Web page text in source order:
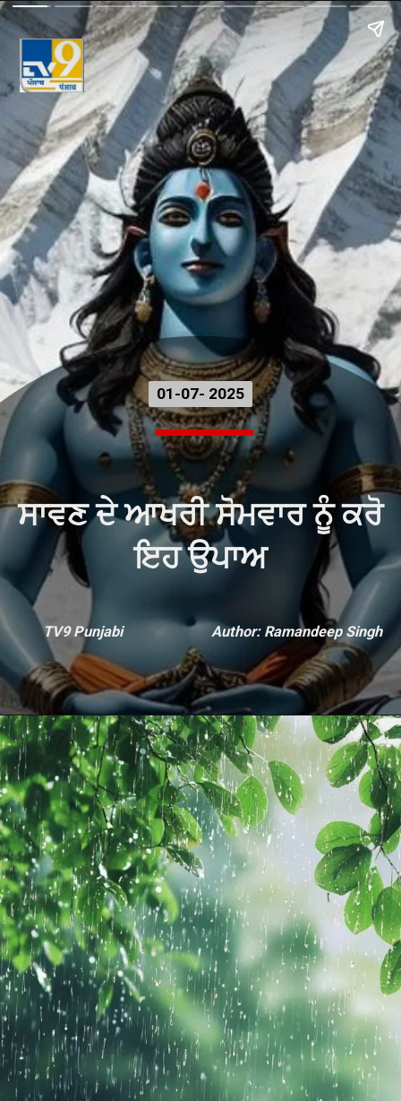
ਸਾਵਣ ਦੇ ਆਖਰੀ ਸੋਮਵਾਰ ਨੂੰ ਕਰੋ
ਇਹ ਉਪਾਅ
01-07- 2025
01-07- 2025
TV9 Punjabi Author: Ramandeep Singh